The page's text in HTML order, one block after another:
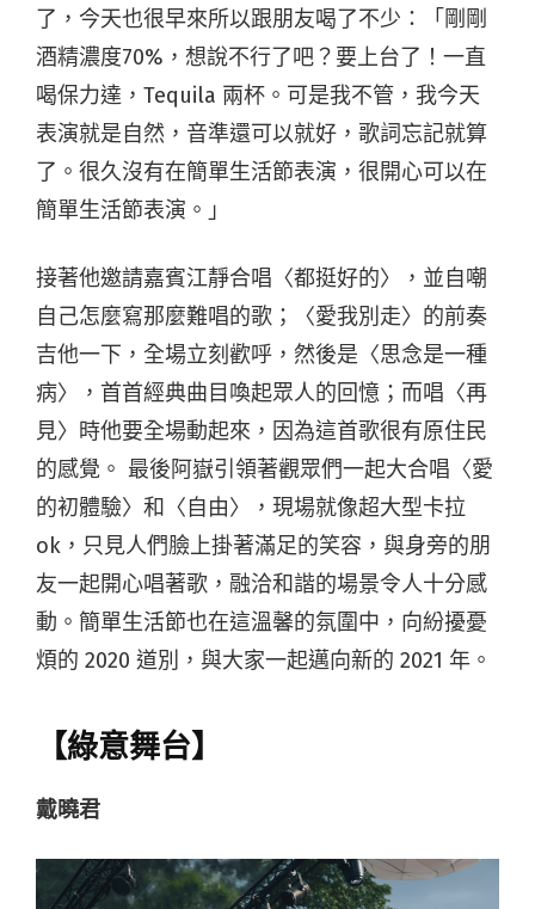
了，今天也很早來所以跟朋友喝了不少：「剛剛
酒精濃度70%，想說不行了吧？要上台了！一直
喝保力達，Tequila 兩杯。可是我不管，我今天
表演就是自然，音準還可以就好，歌詞忘記就算
了。很久沒有在簡單生活節表演，很開心可以在
簡單生活節表演。」
接著他邀請嘉賓江靜合唱〈都挺好的〉，並自嘲
自己怎麼寫那麼難唱的歌；〈愛我別走〉的前奏
吉他一下，全場立刻歡呼，然後是〈思念是一種
病〉，首首經典曲目喚起眾人的回憶；而唱〈再
見〉時他要全場動起來，因為這首歌很有原住民
的感覺。 最後阿嶽引領著觀眾們一起大合唱〈愛
的初體驗〉和〈自由〉，現場就像超大型卡拉
ok，只見人們臉上掛著滿足的笑容，與身旁的朋
友一起開心唱著歌，融洽和諧的場景令人十分感
動。簡單生活節也在這溫馨的氛圍中，向紛擾憂
煩的 2020 道別，與大家一起邁向新的 2021 年。
【綠意舞台】
戴曉君